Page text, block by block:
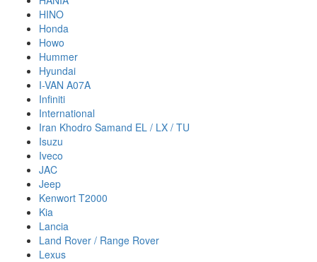
HINO
Honda
Howo
Hummer
Hyundai
I-VAN A07A
Infiniti
International
Iran Khodro Samand EL / LX / TU
Isuzu
Iveco
JAC
Jeep
Kenwort T2000
Kia
Lancia
Land Rover / Range Rover
Lexus